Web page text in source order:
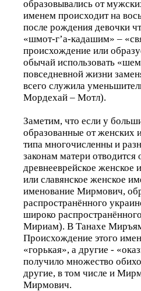
образовывались от
именем происходит на
после рождения девочки
«шмот-г’а-кадашим» –
происхождение или
обычай использовать
повседневной жизни
всего служила
Мордехай – Мотл).
Заметим, что если у
образованные от женских
типа многочисленны и
законам матери
древнееврейское
или славянское женское
именование Мирмович,
распространённого
широко
Мириам). В Танахе
Происхождение этого
«горькая», а другие -
получило множество
другие, в том числе и
Мирмович.